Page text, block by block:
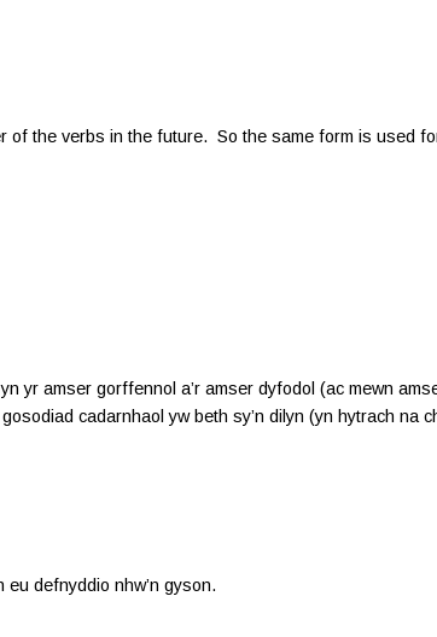
of the verbs in the future. So the same form is used
yr amser gorffennol a’r amser dyfodol (ac mewn
cadarnhaol yw beth sy’n dilyn (yn hytrach na
eu defnyddio nhw’n gyson.